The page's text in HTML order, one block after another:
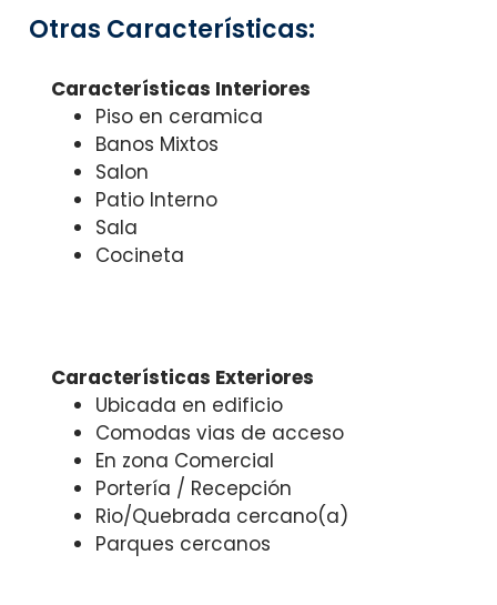
Otras Características:
Características Interiores
Piso en ceramica
Banos Mixtos
Salon
Patio Interno
Sala
Cocineta
Características Exteriores
Ubicada en edificio
Comodas vias de acceso
En zona Comercial
Portería / Recepción
Rio/Quebrada cercano(a)
Parques cercanos